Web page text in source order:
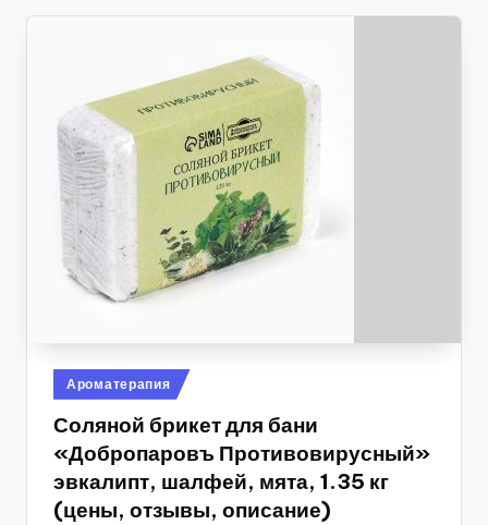
Опубликовано
в
Ароматерапия
Соляной брикет для бани
«Добропаровъ Противовирусный»
эвкалипт, шалфей, мята, 1.35 кг
(цены, отзывы, описание)